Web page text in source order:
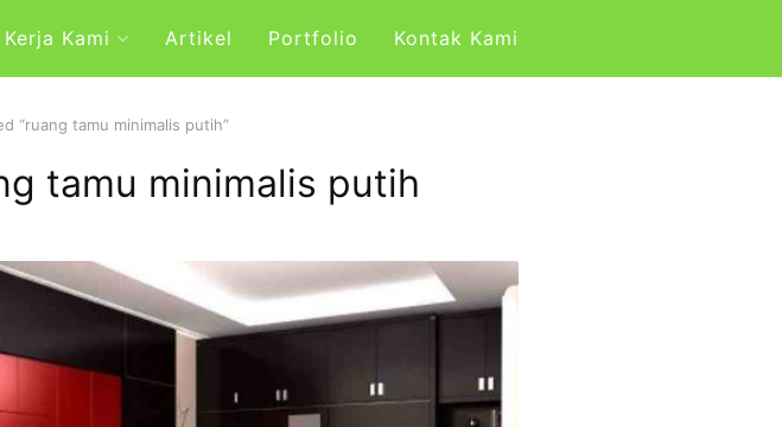
Kerja Kami Artikel Portfolio Kontak Kami
“ruang tamu minimalis putih”
tamu minimalis putih